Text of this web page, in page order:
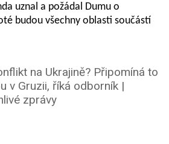
uznal a požádal Dumu o
budou všechny oblasti součástí